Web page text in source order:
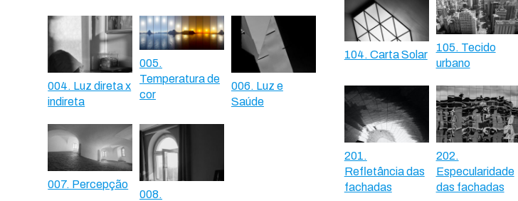
004. Luz direta x
indireta
005.
Temperatura de
cor
006. Luz e
Saúde
007. Percepção
008.
104. Carta Solar
105. Tecido
urbano
201.
Refletância das
fachadas
202.
Especularidade
das fachadas